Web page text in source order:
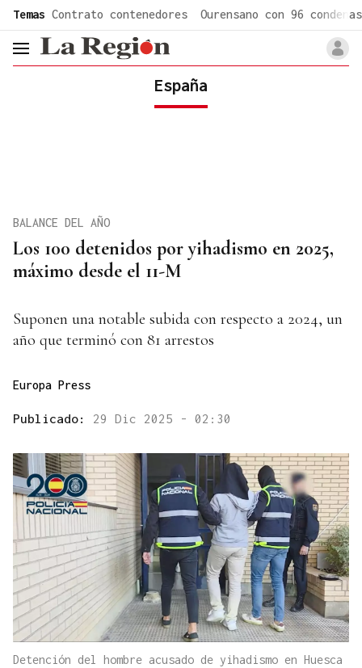
Temas Contrato contenedores Ourensano con 96 condenas
header.menu.open
España
Los 100 detenidos por yihadismo en 2025,
máximo desde el 11-M
BALANCE DEL AÑO
Suponen una notable subida con respecto a 2024, un
año que terminó con 81 arrestos
Europa Press
Publicado: 29 Dic 2025 - 02:30
Detención del hombre acusado de yihadismo en Huesca